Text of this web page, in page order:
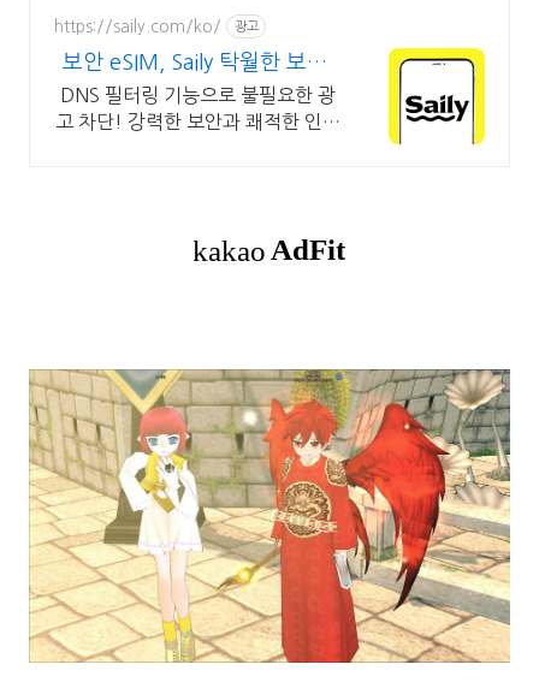
규 상품 업로드
https://saily.com/ko/ 광고
보안 eSIM, Saily 탁월한 보안,
안정적인 연결
DNS 필터링 기능으로 불필요한 광
고 차단! 강력한 보안과 쾌적한 인터